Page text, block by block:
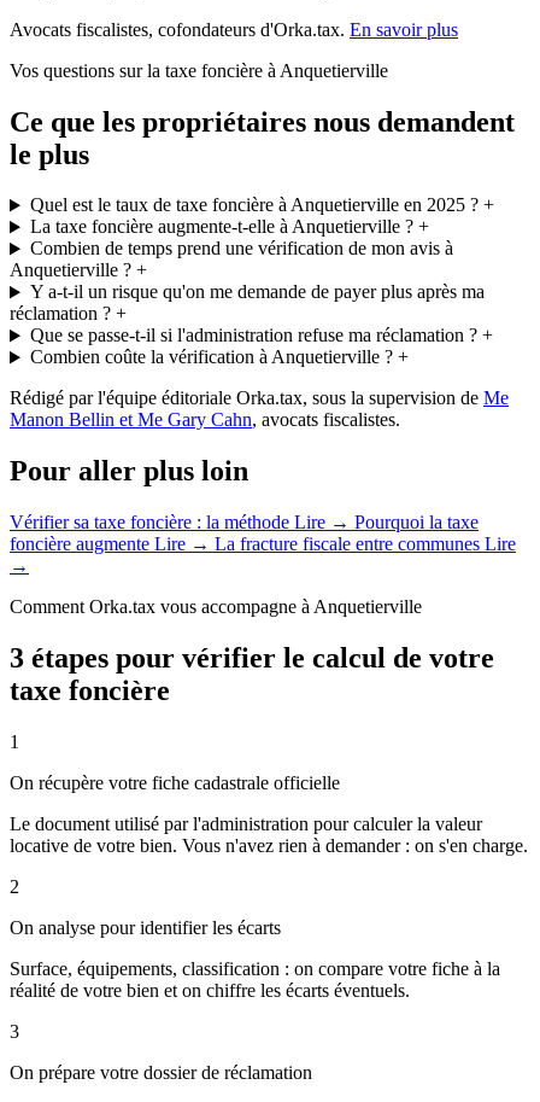
Avocats fiscalistes, cofondateurs d'Orka.tax. En savoir plus
Vos questions sur la taxe foncière à Anquetierville
Ce que les propriétaires nous demandent
le plus
Quel est le taux de taxe foncière à Anquetierville en 2025 ?+
La taxe foncière augmente-t-elle à Anquetierville ?+
Combien de temps prend une vérification de mon avis à
Anquetierville ? +
Y a-t-il un risque qu'on me demande de payer plus après ma
réclamation ? +
Que se passe-t-il si l'administration refuse ma réclamation ?+
Combien coûte la vérification à Anquetierville ?+
Rédigé par l'équipe éditoriale Orka.tax, sous la supervision de Me
Manon Bellin et Me Gary Cahn, avocats fiscalistes.
Pour aller plus loin
Vérifier sa taxe foncière : la méthode Lire → Pourquoi la taxe
foncière augmente Lire → La fracture fiscale entre communes Lire
→
Comment Orka.tax vous accompagne à Anquetierville
3 étapes pour vérifier le calcul de votre
taxe foncière
1
On récupère votre fiche cadastrale officielle
Le document utilisé par l'administration pour calculer la valeur
locative de votre bien. Vous n'avez rien à demander : on s'en charge.
2
On analyse pour identifier les écarts
Surface, équipements, classification : on compare votre fiche à la
réalité de votre bien et on chiffre les écarts éventuels.
3
On prépare votre dossier de réclamation